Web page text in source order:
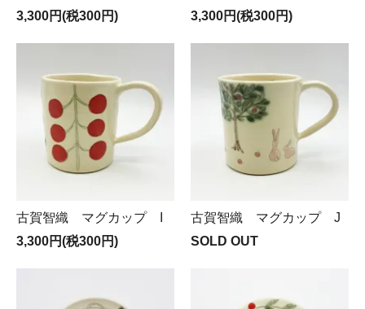
3,300円(税300円)
3,300円(税300円)
古賀智織 マグカップ I
3,300円(税300円)
古賀智織 マグカップ J
SOLD OUT